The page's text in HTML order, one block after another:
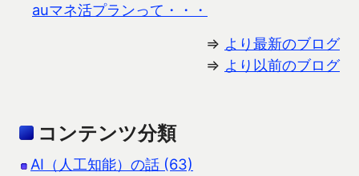
auマネ活プランって・・・
⇒ より最新のブログ
⇒ より以前のブログ
コンテンツ分類
AI（人工知能）の話 (63)